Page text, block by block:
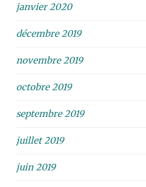
janvier 2020
décembre 2019
novembre 2019
octobre 2019
septembre 2019
juillet 2019
juin 2019